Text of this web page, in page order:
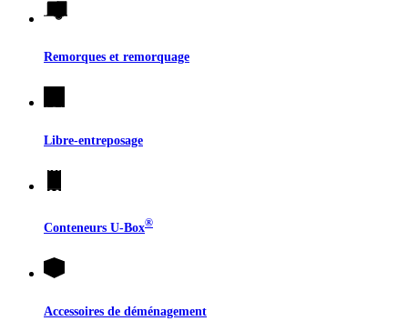
Remorques et remorquage
Libre-entreposage
Conteneurs U-Box®
Accessoires de déménagement